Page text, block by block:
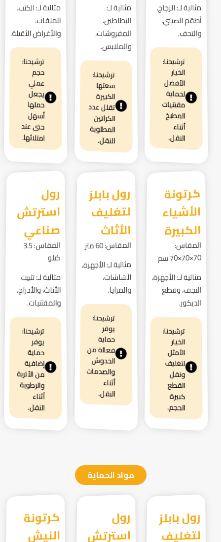
مثالية لـ: الزجاج،
أطقم الصيني،
والتحف.
ترشيحنا:
الخيار
الأفضل
لحماية
مقتنيات
المطبخ
أثناء
النقل.
مثالية لـ:
البطاطين،
المفروشات،
والملابس.
ترشيحنا:
سعتها
الكبيرة
تقلل عدد
الكراتين
المطلوبة
للنقل.
مثالية لـ: الكتب،
الملفات،
والأغراض الثقيلة.
ترشيحنا:
حجم
عملي
يجعل
حملها
أسهل
حتى عند
امتلائها.
كرتونة
الأشياء
الكبيرة
المقاس:
70×70×70 سم
مثالية لـ: الأجهزة،
النجف، وقطع
الديكور.
ترشيحنا:
الخيار
الأمثل
لتغليف
ونقل
القطع
كبيرة
الحجم.
رول بابلز
لتغليف
الأثاث
المقاس: 60 متر
مثالية لـ: الأجهزة،
الشاشات،
والمرايا.
ترشيحنا:
يوفر
حماية
فعالة من
الخدوش
والصدمات
أثناء
النقل.
رول
استرتش
صناعي
المقاس: 3.5
كيلو
مثالية لـ: تثبيت
الأثاث، والأدراج،
والمقتنيات.
ترشيحنا:
يوفر
حماية
إضافية
من الأتربة
والرطوبة
أثناء
النقل.
مواد الحماية
رول بابلز
لتغليف رول
استرتش كرتونة
النيش